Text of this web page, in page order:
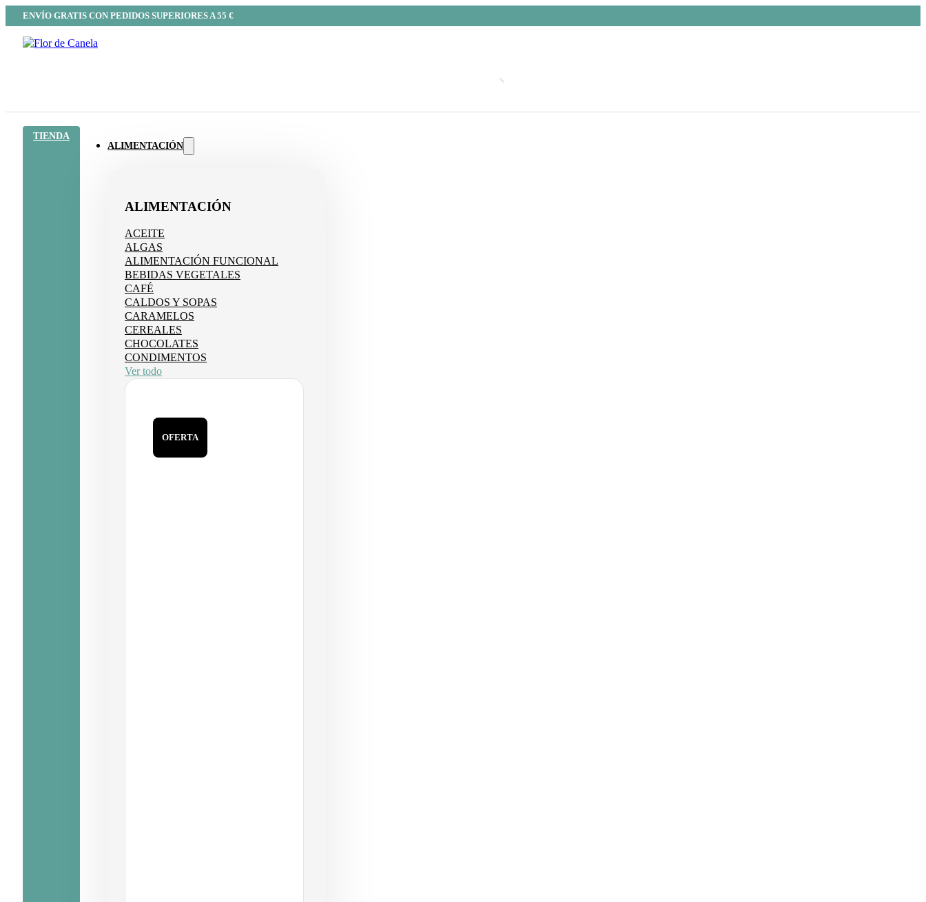
ENVÍO GRATIS CON PEDIDOS SUPERIORES A 55 €
TIENDA
ALIMENTACIÓN
ALIMENTACIÓN
ACEITE
ALGAS
ALIMENTACIÓN FUNCIONAL
BEBIDAS VEGETALES
CAFÉ
CALDOS Y SOPAS
CARAMELOS
CEREALES
CHOCOLATES
CONDIMENTOS
Ver todo
OFERTA